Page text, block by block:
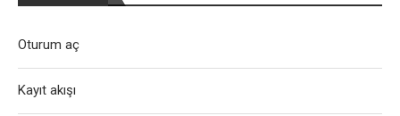
Oturum aç
Kayıt akışı